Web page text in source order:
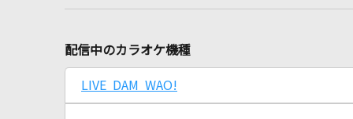
配信中のカラオケ機種
LIVE DAM WAO!